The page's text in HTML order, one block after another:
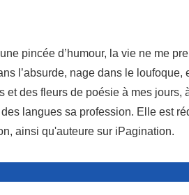
pincée d’humour, la vie ne me
l’absurde, nage dans le loufoque,
et des fleurs de poésie à mes jours,
langues sa profession. Elle est
ainsi qu'auteure sur iPagination.